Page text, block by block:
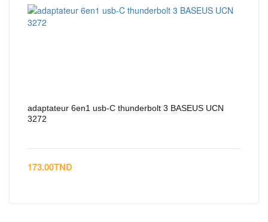
adaptateur 6en1 usb-C thunderbolt 3 BASEUS UCN
3272
173.00TND